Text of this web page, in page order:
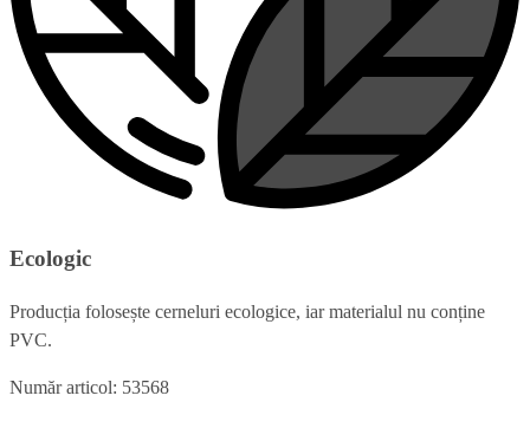
Ecologic
Producția folosește cerneluri ecologice, iar materialul nu conține
PVC.
Număr articol: 53568